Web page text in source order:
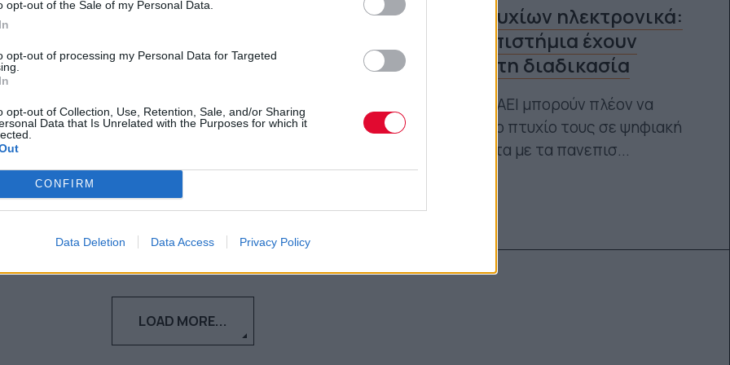
opt-out of the Sale of my Personal Data.
opt-out of processing my Personal Data for Targeted
opt-out of Collection, Use, Retention, Sale, and/or Sharing
Data that Is Unrelated with the Purposes for which it
CONFIRM
Data Deletion Data Access Privacy Policy
Τραγωδία στα Τέμπη: Απόφαση
επέβαιναν στο τρένο
Τραγωδία στα Τέμπη: Τι ισχύει για τις
μετεγγραφές, τη στέγαση και τη σίτιση
Ναταλία Πετρίτη
24.04.2023
Έκδοση πτυχίων ηλεκτρονικά:
Ποια πανεπιστήμια έχουν
ενταχθεί στη διαδικασία
Οι απόφοιτοι ΑΕΙ μπορούν πλέον να
κατεβάσουν το πτυχίο τους σε ψηφιακή
μορφή - Η λίστα με τα πανεπισ...
24.04.2023
LOAD MORE...